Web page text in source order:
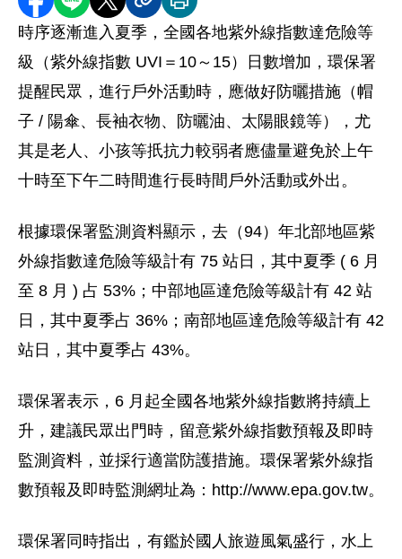
分享至 Facebook
分享到 LINE
分享到 X分享內容連結
列印本頁
時序逐漸進入夏季，全國各地紫外線指數達危險等
級（紫外線指數 UVI＝10～15）日數增加，環保署
提醒民眾，進行戶外活動時，應做好防曬措施（帽
子 / 陽傘、長袖衣物、防曬油、太陽眼鏡等），尤
其是老人、小孩等扺抗力較弱者應儘量避免於上午
十時至下午二時間進行長時間戶外活動或外出。
根據環保署監測資料顯示，去（94）年北部地區紫
外線指數達危險等級計有 75 站日，其中夏季 ( 6 月
至 8 月 ) 占 53%；中部地區達危險等級計有 42 站
日，其中夏季占 36%；南部地區達危險等級計有 42
站日，其中夏季占 43%。
環保署表示，6 月起全國各地紫外線指數將持續上
升，建議民眾出門時，留意紫外線指數預報及即時
監測資料，並採行適當防護措施。環保署紫外線指
數預報及即時監測網址為：http://www.epa.gov.tw。
環保署同時指出，有鑑於國人旅遊風氣盛行，水上